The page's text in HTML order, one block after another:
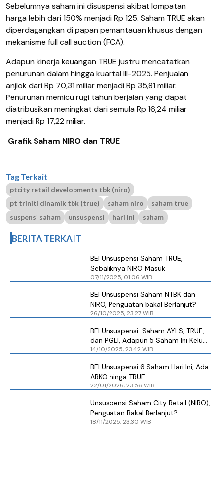
Sebelumnya saham ini disuspensi akibat lompatan
harga lebih dari 150% menjadi Rp 125. Saham TRUE akan
diperdagangkan di papan pemantauan khusus dengan
mekanisme full call auction (FCA).
Adapun kinerja keuangan TRUE justru mencatatkan
penurunan dalam hingga kuartal III-2025. Penjualan
anjlok dari Rp 70,31 miliar menjadi Rp 35,81 miliar.
Penurunan memicu rugi tahun berjalan yang dapat
diatribusikan meningkat dari semula Rp 16,24 miliar
menjadi Rp 17,22 miliar.
Grafik Saham NIRO dan TRUE
Tag Terkait
ptcity retail developments tbk (niro)
pt triniti dinamik tbk (true)
saham niro
saham true
suspensi saham
unsuspensi hari ini saham
BERITA TERKAIT
BEI Unsuspensi Saham TRUE,
07/11/2025, 01.06 WIB
BEI Unsuspensi Saham NTBK dan
NIRO, Penguatan bakal Berlanjut?
26/10/2025, 23.27 WIB
BEI Unsuspensi Saham AYLS, TRUE,
dan PGLI, Adapun 5 Saham Ini Keluar
dari Pemantauan Khusus
14/10/2025, 23.42 WIB
BEI Unsuspensi 6 Saham Hari Ini, Ada
ARKO hinga TRUE
22/01/2026, 23.56 WIB
Unsuspensi Saham City Retail (NIRO),
Penguatan Bakal Berlanjut?
18/11/2025, 23.30 WIB